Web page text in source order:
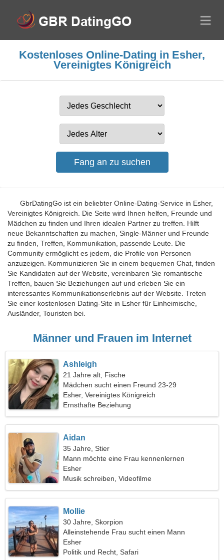
Kostenloses Online-Dating in Esher,
Vereinigtes Königreich
GbrDatingGo ist ein beliebter Online-Dating-Service in Esher,
Vereinigtes Königreich. Die Seite wird Ihnen helfen, Freunde und
Mädchen zu finden und Ihren idealen Partner zu treffen. Hilft
neue Bekanntschaften zu machen, Single-Männer und Freunde
zu finden, Treffen, Kommunikation, passende Leute. Die
Community ermöglicht es jedem, die Profile von Personen
anzuzeigen. Kommunizieren Sie in einem bequemen Chat, finden
Sie Kandidaten auf der Website, vereinbaren Sie romantische
Treffen, bauen Sie Beziehungen auf und erleben Sie ein
interessantes Kommunikationserlebnis auf der Website. Treten
Sie einer kostenlosen Dating-Site in Esher für Einheimische,
Ausländer, Touristen bei.
Männer und Frauen im Internet
Ashleigh
21 Jahre alt, Fische
Mädchen sucht einen Freund 23-29
Esher, Vereinigtes Königreich
Ernsthafte Beziehung
Aidan
35 Jahre, Stier
Mann möchte eine Frau kennenlernen
Esher
Musik schreiben, Videofilme
Mollie
30 Jahre, Skorpion
Alleinstehende Frau sucht einen Mann
Esher
Politik und Recht, Safari